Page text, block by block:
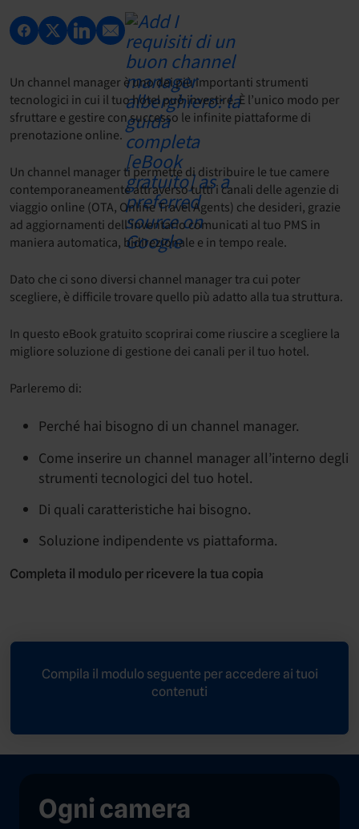
Un channel manager è uno dei più importanti strumenti
tecnologici in cui il tuo hotel può investire. È l’unico modo per
sfruttare e gestire con successo le infinite piattaforme di
prenotazione online.
Un channel manager ti permette di distribuire le tue camere
contemporaneamente attraverso tutti i canali delle agenzie di
viaggio online (OTA, Online Travel Agents) che desideri, grazie
ad aggiornamenti dell’inventario comunicati al tuo PMS in
maniera automatica, bidirezionale e in tempo reale.
Dato che ci sono diversi channel manager tra cui poter
scegliere, è difficile trovare quello più adatto alla tua struttura.
In questo eBook gratuito scoprirai come riuscire a scegliere la
migliore soluzione di gestione dei canali per il tuo hotel.
Parleremo di:
Perché hai bisogno di un channel manager.
Come inserire un channel manager all’interno degli
strumenti tecnologici del tuo hotel.
Di quali caratteristiche hai bisogno.
Soluzione indipendente vs piattaforma.
Completa il modulo per ricevere la tua copia
Compila il modulo seguente per accedere ai tuoi
contenuti
Ogni camera